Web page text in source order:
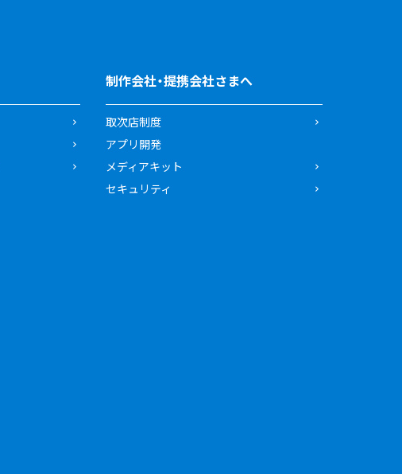
制作会社・提携会社さまへ
取次店制度
アプリ開発
メディアキット
セキュリティ